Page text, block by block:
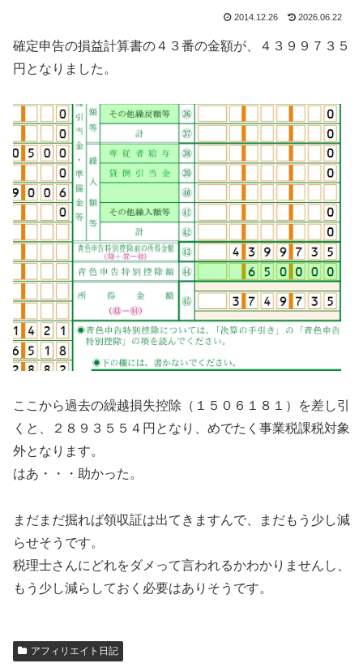
2014.12.26 2026.06.22
確定申告の損益計算書の４３番の金額が、４３９９７３５
円となりました。
ここから過去の繰越損失控除（１５０６１８１）を差し引
くと、２８９３５５４円となり、めでたく事業税課税対象
外となります。
はあ・・・助かった。
まだまだ掘れば領収証は出てきますんで、まだもう少し減
らせそうです。
税理士さんにどれをダメって言われるかわかりませんし、
もう少し減らしておく必要はありそうです。
アフィリエイト日記